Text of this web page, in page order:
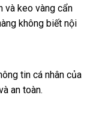
tự
động
và keo vàng cẩn
không biết nội
tin cá nhân nhận
của
an toàn.